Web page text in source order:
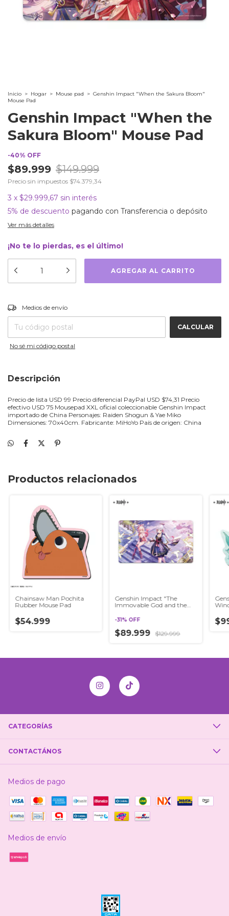
Inicio > Hogar > Mouse pad > Genshin Impact "When the Sakura Bloom"
Mouse Pad
Genshin Impact "When the
Sakura Bloom" Mouse Pad
-40% OFF
$89.999 $149.999
Precio sin impuestos $74.379,34
3 x $29.999,67 sin interés
5% de descuento pagando con Transferencia o depósito
Ver más detalles
¡No te lo pierdas, es el último!
Entregas para el CP:
Medios de envío
CALCULAR
No sé mi código postal
Descripción
Precio de lista USD 99 Precio diferencial PayPal USD $74,31 Precio
efectivo USD 75 Mousepad XXL oficial coleccionable Genshin Impact
importado de China Personajes: Raiden Shogun & Yae Miko
Dimensiones: 70x40cm. Fabricante: MiHoYo País de origen: China
Productos relacionados
Chainsaw Man Pochita
Rubber Mouse Pad
$54.999
Genshin Impact "The
Immovable God and the
Pad
-31% OFF
$89.999 $129.999
CATEGORÍAS
CONTACTÁNOS
Medios de pago
Medios de envío